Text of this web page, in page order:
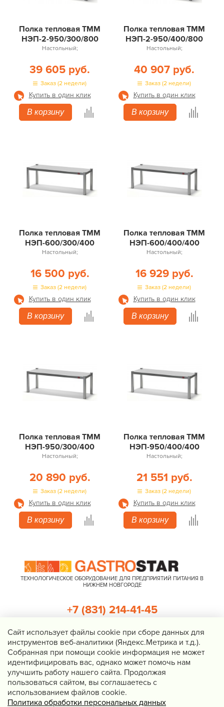
Полка тепловая ТММ
НЭП-2-950/300/800
Настольный;
39 605 руб.
Заказ (2 недели)
Купить в один клик
В корзину
Полка тепловая ТММ
НЭП-2-950/400/800
Настольный;
40 907 руб.
Заказ (2 недели)
Купить в один клик
В корзину
Полка тепловая ТММ
НЭП-600/300/400
Настольный;
16 500 руб.
Заказ (2 недели)
Купить в один клик
В корзину
Полка тепловая ТММ
НЭП-600/400/400
Настольный;
16 929 руб.
Заказ (2 недели)
Купить в один клик
В корзину
Полка тепловая ТММ
НЭП-950/300/400
Настольный;
20 890 руб.
Заказ (2 недели)
Купить в один клик
В корзину
Полка тепловая ТММ
НЭП-950/400/400
Настольный;
21 551 руб.
Заказ (2 недели)
Купить в один клик
В корзину
ТЕХНОЛОГИЧЕСКОЕ ОБОРУДОВАНИЕ ДЛЯ ПРЕДПРИЯТИЙ ПИТАНИЯ В
НИЖНЕМ НОВГОРОДЕ
Нижний Новгород, Казанское шоссе, д. 4, корп. 3, пом. 1
info@gastrostar.ru
Политика конфиденциальности
+7 (831) 214-41-45
Перезвоните мне
Cайт использует файлы cookie при сборе данных для
инструментов веб-аналитики (Яндекс.Метрика и т.д.).
Собранная при помощи cookie информация не может
идентифицировать вас, однако может помочь нам
улучшить работу нашего сайта. Продолжая
пользоваться сайтом, вы соглашаетесь с
использованием файлов cookie.
Политика обработки персональных данных